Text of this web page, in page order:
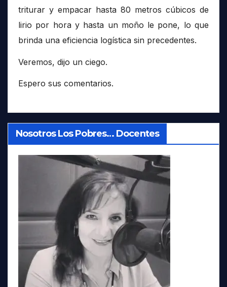
triturar y empacar hasta 80 metros cúbicos de
lirio por hora y hasta un moño le pone, lo que
brinda una eficiencia logística sin precedentes.
Veremos, dijo un ciego.
Espero sus comentarios.
Nosotros Los Pobres… Docentes